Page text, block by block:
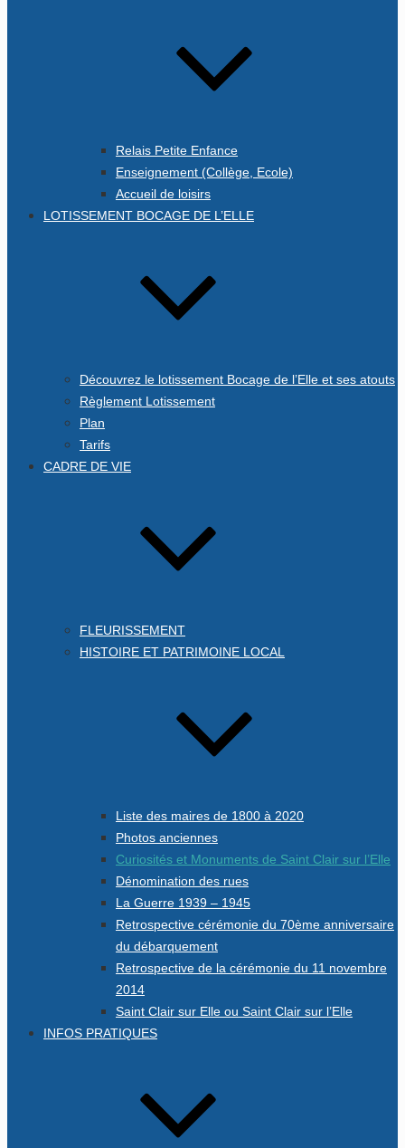
Relais Petite Enfance
Enseignement (Collège, Ecole)
Accueil de loisirs
LOTISSEMENT BOCAGE DE L’ELLE
Découvrez le lotissement Bocage de l’Elle et ses atouts
Règlement Lotissement
Plan
Tarifs
CADRE DE VIE
FLEURISSEMENT
HISTOIRE ET PATRIMOINE LOCAL
Liste des maires de 1800 à 2020
Photos anciennes
Curiosités et Monuments de Saint Clair sur l’Elle
Dénomination des rues
La Guerre 1939 – 1945
Retrospective cérémonie du 70ème anniversaire
du débarquement
Retrospective de la cérémonie du 11 novembre
2014
Saint Clair sur Elle ou Saint Clair sur l’Elle
INFOS PRATIQUES